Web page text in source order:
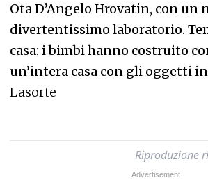
Ota D’Angelo Hrovatin, con un
divertentissimo laboratorio.
casa: i bimbi hanno costruito
un’intera casa con gli oggetti
Lasorte
Riproduzione